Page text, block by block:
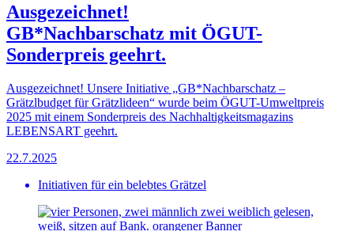
Ausgezeichnet!
GB*Nachbarschatz mit ÖGUT-
Sonderpreis geehrt.
Ausgezeichnet! Unsere Initiative „GB*Nachbarschatz –
Grätzlbudget für Grätzlideen“ wurde beim ÖGUT-Umweltpreis
2025 mit einem Sonderpreis des Nachhaltigkeitsmagazins
LEBENSART geehrt.
22.7.2025
Initiativen für ein belebtes Grätzel